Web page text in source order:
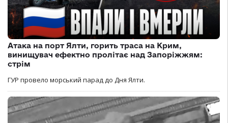
Атака на порт Ялти, горить траса на Крим,
винищувач ефектно пролітає над Запоріжжям:
стрім
ГУР провело морський парад до Дня Ялти.